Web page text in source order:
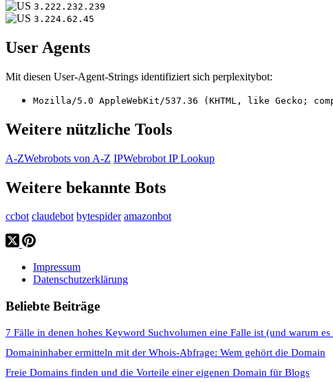
3.222.232.239
3.224.62.45
User Agents
Mit diesen User-Agent-Strings identifiziert sich perplexitybot:
Mozilla/5.0 AppleWebKit/537.36 (KHTML, like
Weitere nützliche Tools
A-ZWebrobots von A-Z IPWebrobot IP Lookup
Weitere bekannte Bots
ccbot claudebot bytespider amazonbot
Impressum
Datenschutzerklärung
Beliebte Beiträge
7 Fälle in denen hohes Keyword Suchvolumen eine Falle ist (und warum
Domaininhaber ermitteln mit der Whois-Abfrage: Wem gehört die Domain
Freie Domains finden und die Vorteile einer eigenen Domain für Blogs